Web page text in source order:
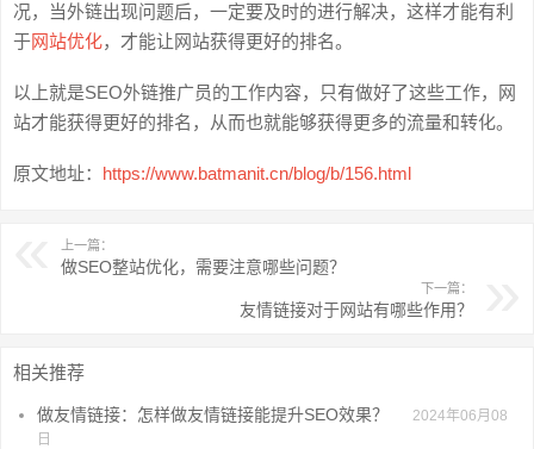
况，当外链出现问题后，一定要及时的进行解决，这样才能有利
于网站优化，才能让网站获得更好的排名。
以上就是SEO外链推广员的工作内容，只有做好了这些工作，网
站才能获得更好的排名，从而也就能够获得更多的流量和转化。
原文地址： https://www.batmanit.cn/blog/b/156.html
上一篇：
做SEO整站优化，需要注意哪些问题？
下一篇：
友情链接对于网站有哪些作用？
相关推荐
做友情链接：怎样做友情链接能提升SEO效果？
2024年06月08
日